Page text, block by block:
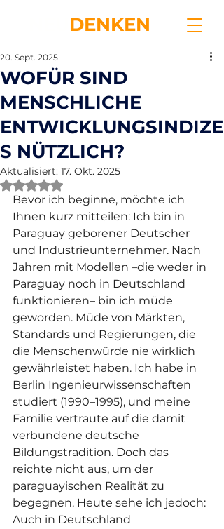
DENKEN
WOFÜR SIND
MENSCHLICHE
ENTWICKLUNGSINDIZE
S NÜTZLICH?
20. Sept. 2025
Aktualisiert: 17. Okt. 2025
Mit NaN von 5 Sternen bewertet.
Bevor ich beginne, möchte ich
Ihnen kurz mitteilen: Ich bin in
Paraguay geborener Deutscher
und Industrieunternehmer. Nach
Jahren mit Modellen –die weder in
Paraguay noch in Deutschland
funktionieren– bin ich müde
geworden. Müde von Märkten,
Standards und Regierungen, die
die Menschenwürde nie wirklich
gewährleistet haben. Ich habe in
Berlin Ingenieurwissenschaften
studiert (1990–1995), und meine
Familie vertraute auf die damit
verbundene deutsche
Bildungstradition. Doch das
reichte nicht aus, um der
paraguayischen Realität zu
begegnen. Heute sehe ich jedoch:
Auch in Deutschland